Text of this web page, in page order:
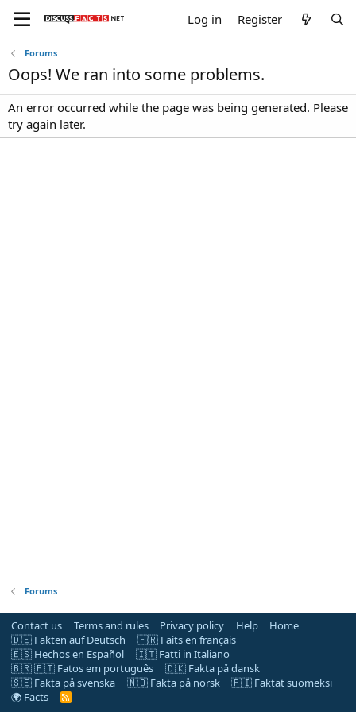
Log in Register
Forums
Oops! We ran into some problems.
An error occurred while the page was being generated. Please
try again later.
Forums
Contact us Terms and rules Privacy policy Help
Home
🇩🇪 Fakten auf Deutsch
🇫🇷 Faits en français
🇪🇸 Hechos en Español
🇮🇹 Fatti in Italiano
🇧🇷 🇵🇹 Fatos em português
🇩🇰 Fakta på dansk
🇸🇪 Fakta på svenska
🇳🇴 Fakta på norsk
🇫🇮 Faktat suomeksi
🌍 Facts
R